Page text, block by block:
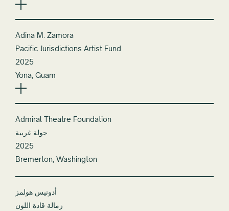
Adina M. Zamora
Pacific Jurisdictions Artist Fund
2025
Yona, Guam
Admiral Theatre Foundation
جولة غربية
2025
Bremerton, Washington
أدونيس هولمز
زمالة قادة اللون